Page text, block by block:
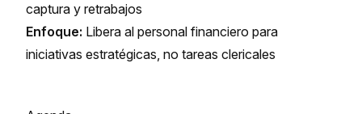
captura y retrabajos
Enfoque: Libera al personal financiero para
iniciativas estratégicas, no tareas clericales